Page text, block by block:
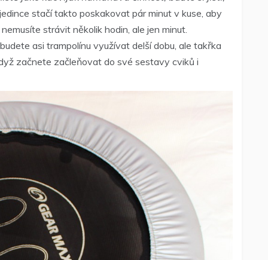
stačí takto poskakovat pár minut v kuse, aby
strávit několik hodin, ale jen minut.
asi trampolínu využívat delší dobu, ale takřka
začnete začleňovat do své sestavy cviků i